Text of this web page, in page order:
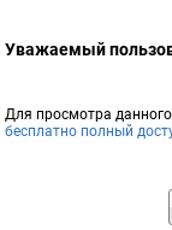
Уважаемый
Для просмотра
бесплатно полный